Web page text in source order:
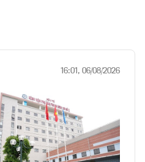
16:01, 06/08/2026